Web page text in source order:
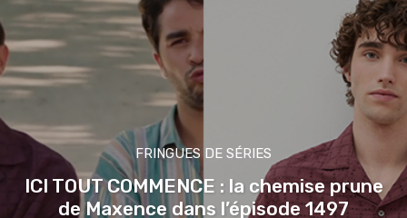
FRINGUES DE SÉRIES
ICI TOUT COMMENCE : la chemise prune
de Maxence dans l’épisode 1497